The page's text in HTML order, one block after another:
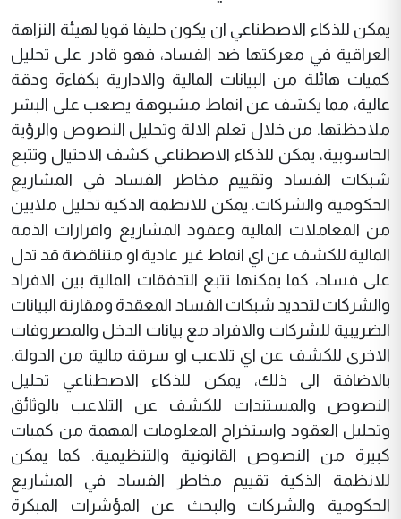
يمكن للذكاء الاصطناعي ان يكون حليفا قويا لهيئة النزاهة
العراقية في معركتها ضد الفساد، فهو قادر على تحليل
كميات هائلة من البيانات المالية والادارية بكفاءة ودقة
عالية، مما يكشف عن انماط مشبوهة يصعب على البشر
ملاحظتها. من خلال تعلم الالة وتحليل النصوص والرؤية
الحاسوبية، يمكن للذكاء الاصطناعي كشف الاحتيال وتتبع
شبكات الفساد وتقييم مخاطر الفساد في المشاريع
الحكومية والشركات. يمكن للانظمة الذكية تحليل ملايين
من المعاملات المالية وعقود المشاريع واقرارات الذمة
المالية للكشف عن اي انماط غير عادية او متناقضة قد تدل
على فساد، كما يمكنها تتبع التدفقات المالية بين الافراد
والشركات لتحديد شبكات الفساد المعقدة ومقارنة البيانات
الضريبية للشركات والافراد مع بيانات الدخل والمصروفات
الاخرى للكشف عن اي تلاعب او سرقة مالية من الدولة.
بالاضافة الى ذلك، يمكن للذكاء الاصطناعي تحليل
النصوص والمستندات للكشف عن التلاعب بالوثائق
وتحليل العقود واستخراج المعلومات المهمة من كميات
كبيرة من النصوص القانونية والتنظيمية. كما يمكن
للانظمة الذكية تقييم مخاطر الفساد في المشاريع
الحكومية والشركات والبحث عن المؤشرات المبكرة